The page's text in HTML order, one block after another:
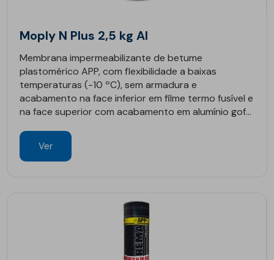
Moply N Plus 2,5 kg Al
Membrana impermeabilizante de betume
plastomérico APP, com flexibilidade a baixas
temperaturas (-10 ºC), sem armadura e
acabamento na face inferior em filme termo fusível e
na face superior com acabamento em alumínio gof...
Ver